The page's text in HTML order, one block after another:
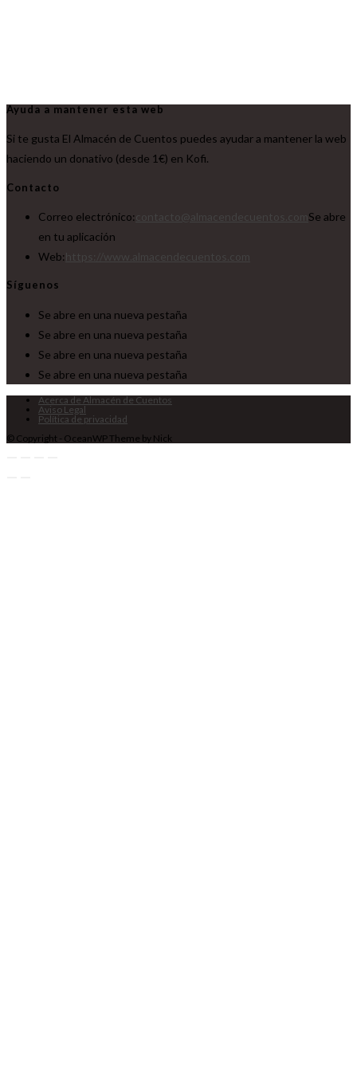
Ayuda a mantener esta web
Si te gusta El Almacén de Cuentos puedes ayudar a mantener la web
haciendo un donativo (desde 1€) en Kofi.
Contacto
Correo electrónico:
Se abre
en tu aplicación
Web:
Síguenos
Se abre en una nueva pestaña
Se abre en una nueva pestaña
Se abre en una nueva pestaña
Se abre en una nueva pestaña
Acerca de Almacén de Cuentos
Aviso Legal
Política de privacidad
© Copyright - OceanWP Theme by Nick